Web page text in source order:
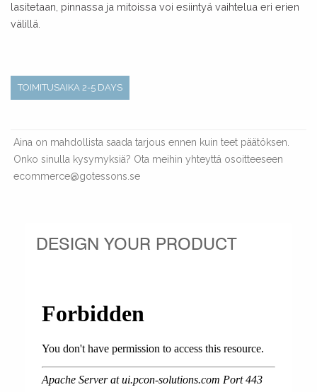
lasitetaan, pinnassa ja mitoissa voi esiintyä vaihtelua eri erien
välillä.
TOIMITUSAIKA 2-5 DAYS
Aina on mahdollista saada tarjous ennen kuin teet päätöksen.
Onko sinulla kysymyksiä? Ota meihin yhteyttä osoitteeseen
ecommerce@gotessons.se
DESIGN YOUR PRODUCT